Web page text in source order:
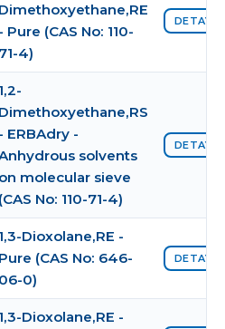
Dimethoxyethane,RE
- Pure (CAS No: 110-
71-4)
DETAYI
1,2-
Dimethoxyethane,RS
- ERBAdry -
solvents
on molecular sieve
(CAS No: 110-71-4)
DETAYI
1,3-Dioxolane,RE -
Pure (CAS No: 646-
06-0)
DETAYI
1,3-Dioxolane,RE -